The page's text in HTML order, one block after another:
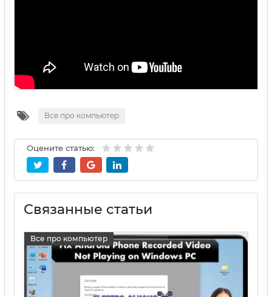
Все про компьютер
Оцените статью:
Связанные статьи
Все про компьютер